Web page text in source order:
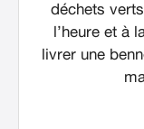
déchets
l’heure et à
livrer une